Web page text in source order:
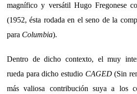
magnífico y versátil Hugo Fregonese
(1952, ésta rodada en el seno de la
para Columbia).
Dentro de dicho contexto, el muy
rueda para dicho estudio CAGED(Sin
más valiosa contribución suya a los